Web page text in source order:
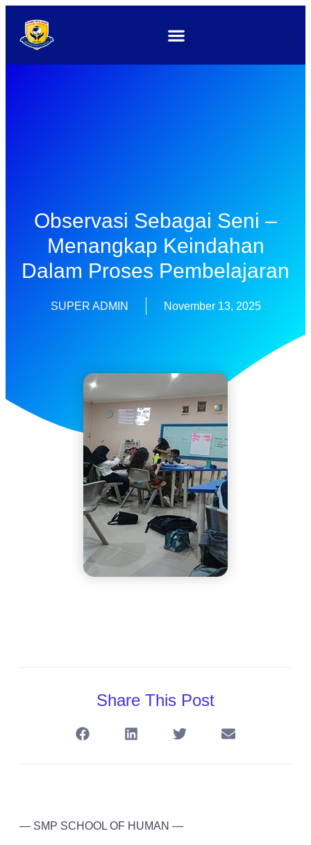
Observasi Sebagai Seni –
Menangkap Keindahan
Dalam Proses Pembelajaran
SUPER ADMIN November 13, 2025
Share This Post
— SMP SCHOOL OF HUMAN —